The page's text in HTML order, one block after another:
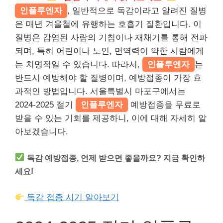
인플루엔자 , 일반적으로 독감이라고 알려진 질병
은 매년 겨울철에 유행하는 호흡기 질환입니다. 이
질병은 감염된 사람의 기침이나 재채기를 통해 전파
되며, 특히 어린이나 노인, 면역력이 약한 사람에게
는 치명적일 수 있습니다. 따라서,
인플루엔자 는
반드시 예방해야 할 질병이며, 예방접종이 가장 효
과적인 방법입니다. 서울특별시 마포구에서는
2024-2025 절기
인플루엔자
예방접종을 무료로
받을 수 있는 기회를 제공하니, 이에 대해 자세히 알
아보겠습니다.
독감 예방접종, 언제 받으면 좋을까요? 지금 확인하
세요!
독감 접종 시기 알아보기